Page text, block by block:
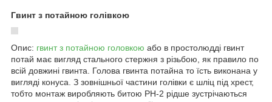
Гвинт з потайною голівкою
Опис: гвинт з потайною головкою або в простолюдді гвинт
потай має вигляд стального стержня з різьбою, як правило по
всій довжині гвинта. Голова гвинта потайна то їсть виконана у
вигляді конуса. З зовнішньої частини голівки є шліц під хрест,
тобто монтаж виробляють битою PH-2 рідше зустрічаються